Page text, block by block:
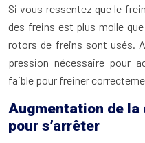
Si vous ressentez que le
des freins est plus molle que
rotors de freins sont usés.
pression nécessaire pour
faible pour freiner
Augmentation de
pour s’arrêter